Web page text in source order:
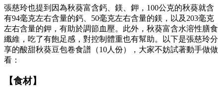
張慈玲也提到因為秋葵富含鈣、鎂、鉀，100公克的秋葵就含
有94毫克左右含量的鈣、50毫克左右含量的鎂，以及203毫克
左右含量的鉀，有助於調節血壓。此外，秋葵富含水溶性膳食
纖維，吃了有飽足感，對控制體重也有幫助。以下是張慈玲分
享的酸甜秋葵豆包卷食譜（10人份），大家不妨試著動手做做
看：
【食材】